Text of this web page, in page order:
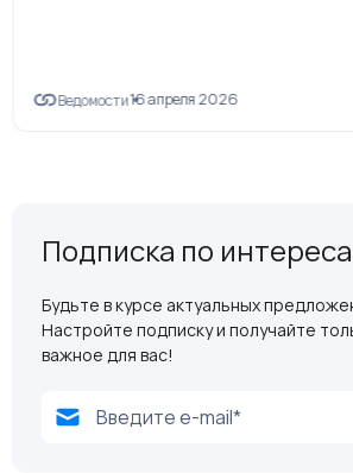
Ведомости16 апреля 2026
Подписка по
Будьте в курсе актуальных
Настройте подписку и получайте
важное для вас!